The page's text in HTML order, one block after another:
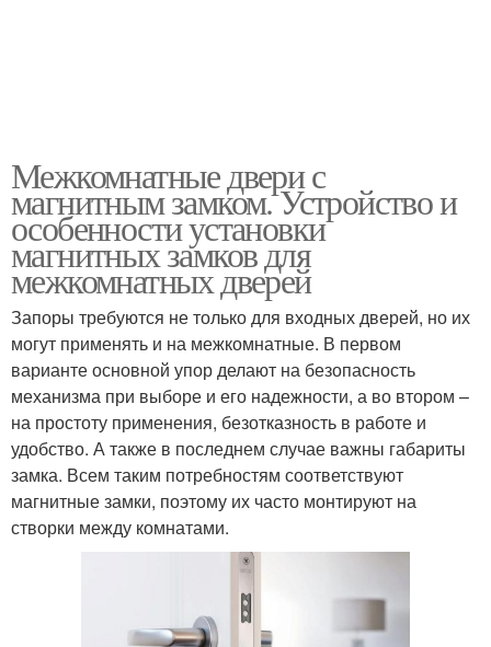
Межкомнатные двери с
магнитным замком. Устройство и
особенности установки
магнитных замков для
межкомнатных дверей
Запоры требуются не только для входных дверей, но их
могут применять и на межкомнатные. В первом
варианте основной упор делают на безопасность
механизма при выборе и его надежности, а во втором –
на простоту применения, безотказность в работе и
удобство. А также в последнем случае важны габариты
замка. Всем таким потребностям соответствуют
магнитные замки, поэтому их часто монтируют на
створки между комнатами.